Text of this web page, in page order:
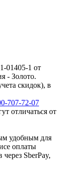
01405-1 от
- Золото.
скидок), в
707-72-07
отличаться от
удобным для
оплаты
SberPay,